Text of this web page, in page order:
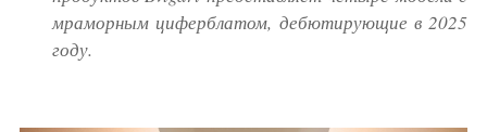
мраморным циферблатом, дебютирующие в 2025
году.